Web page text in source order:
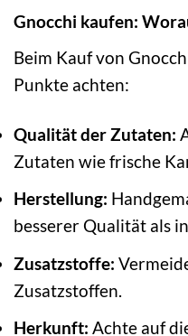
Gnocchi kaufen:
Beim Kauf von
Punkte achten:
Qualität der Zutaten:
Zutaten wie frische
Herstellung:
besserer Qualität als
Zusatzstoffe:
Zusatzstoffen.
Herkunft: Achte auf